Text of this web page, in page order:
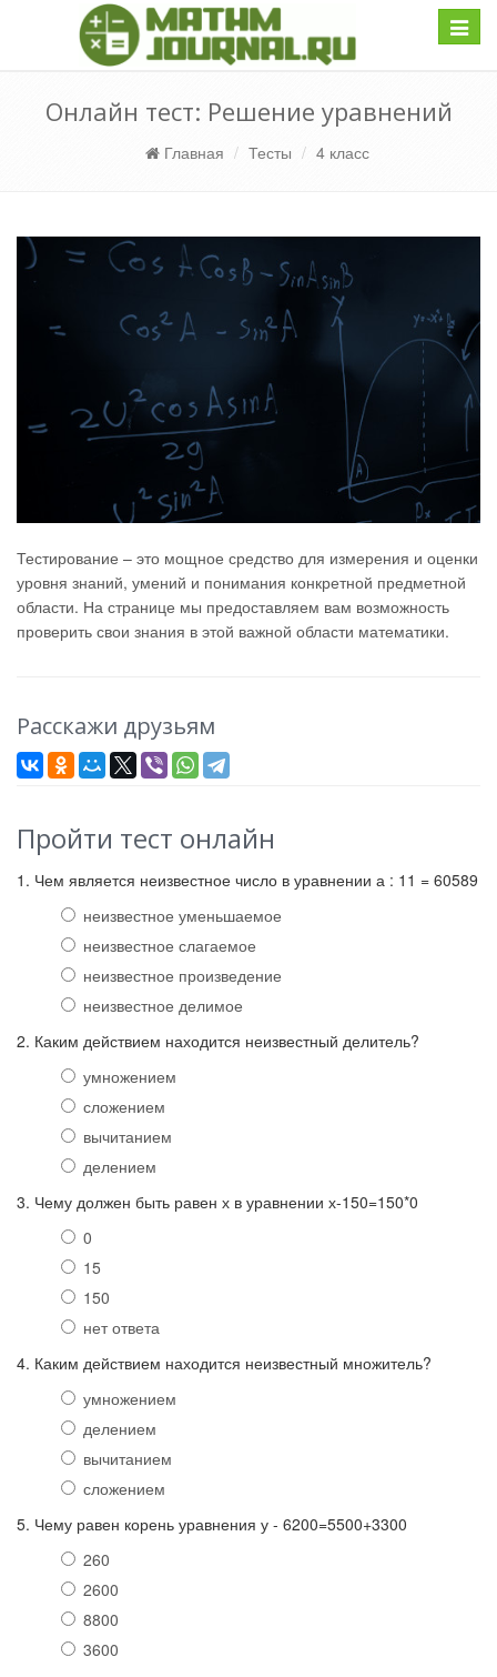
Онлайн тест: Решение уравнений
Главная Тесты 4 класс
Тестирование – это мощное средство для измерения и оценки
уровня знаний, умений и понимания конкретной предметной
области. На странице мы предоставляем вам возможность
проверить свои знания в этой важной области математики.
Расскажи друзьям
Пройти тест онлайн
1. Чем является неизвестное число в уравнении а : 11 = 60589
неизвестное уменьшаемое
неизвестное слагаемое
неизвестное произведение
неизвестное делимое
2. Каким действием находится неизвестный делитель?
умножением
сложением
вычитанием
делением
3. Чему должен быть равен х в уравнении х-150=150*0
0
15
150
нет ответа
4. Каким действием находится неизвестный множитель?
умножением
делением
вычитанием
сложением
5. Чему равен корень уравнения у - 6200=5500+3300
260
2600
8800
3600